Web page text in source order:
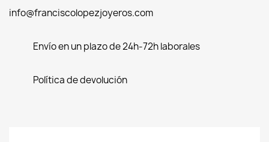
info@franciscolopezjoyeros.com
Envío en un plazo de 24h-72h laborales
Política de devolución